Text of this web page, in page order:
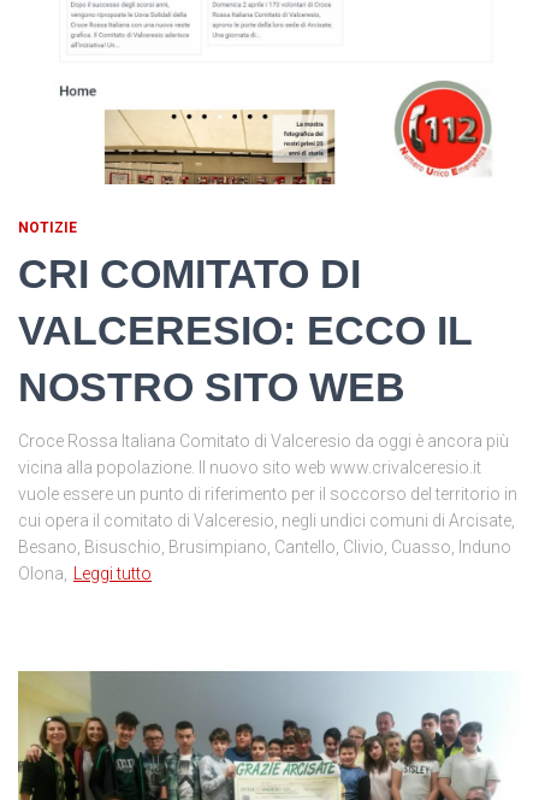
NOTIZIE
CRI COMITATO DI
VALCERESIO: ECCO IL
NOSTRO SITO WEB
Croce Rossa Italiana Comitato di Valceresio da oggi è ancora più
vicina alla popolazione. Il nuovo sito web www.crivalceresio.it
vuole essere un punto di riferimento per il soccorso del territorio in
cui opera il comitato di Valceresio, negli undici comuni di Arcisate,
Besano, Bisuschio, Brusimpiano, Cantello, Clivio, Cuasso, Induno
Olona,
Leggi tutto